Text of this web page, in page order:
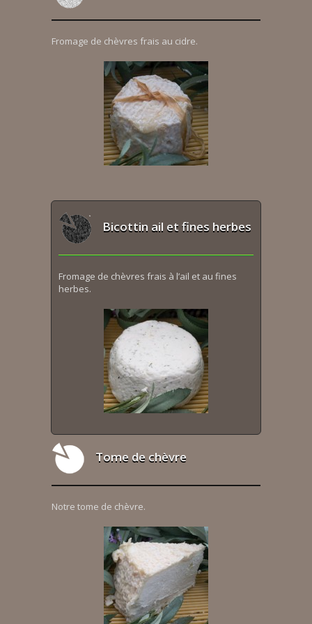
Fromage de chèvres frais au cidre.
Bicottin ail et fines herbes
Fromage de chèvres frais à l’ail et au fines
herbes.
Tome de chèvre
Notre tome de chèvre.